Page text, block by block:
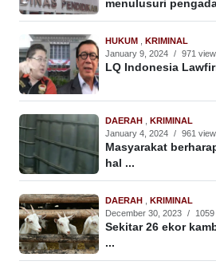
menulusuri
HUKUM
KRIMINAL
January 9, 2024 / 971
LQ Indonesia
DAERAH
KRIMINAL
January 4, 2024 / 961
Masyarakat
hal ...
DAERAH
KRIMINAL
December 30, 2023 /
Sekitar 26 ekor
...